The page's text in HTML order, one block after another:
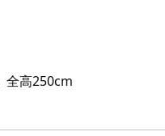
全高250cm